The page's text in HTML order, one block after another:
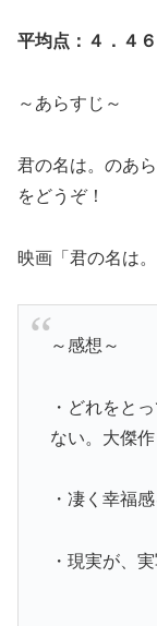
平均点：４．４
～あらすじ～
君の名は。のあ
をどうぞ！
映画「君の名は
～感想～
・どれをと
ない。大傑作
・凄く幸福
・現実が、